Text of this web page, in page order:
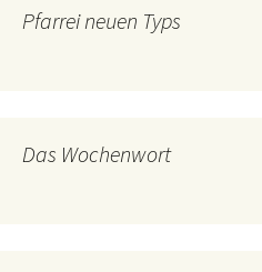
Pfarrei neuen Typs
Das Wochenwort